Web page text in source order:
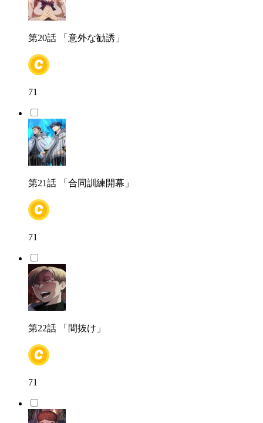
第20話 「意外な勧誘」
71
第21話 「合同訓練開幕」
71
第22話 「間抜け」
71